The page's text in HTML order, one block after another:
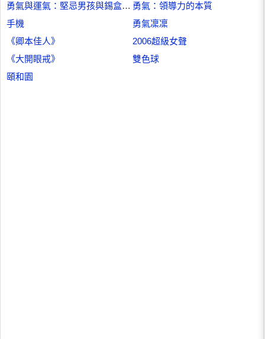
勇氣與運氣：堅忌男孩與錫盒之迷 勇氣：領導力的本質
手機
勇氣凜凜
《卿本佳人》
2006超級女聲
《大開眼戒》
雙色球
頤和園